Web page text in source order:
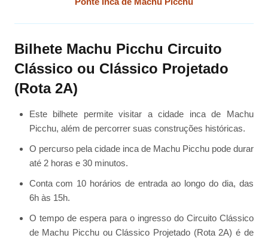
Bilhete Machu Picchu Circuito
Clássico ou Clássico Projetado
(Rota 2A)
Este bilhete permite visitar a cidade inca de Machu
Picchu, além de percorrer suas construções históricas.
O percurso pela cidade inca de Machu Picchu pode durar
até 2 horas e 30 minutos.
Conta com 10 horários de entrada ao longo do dia, das
6h às 15h.
O tempo de espera para o ingresso do Circuito Clássico
de Machu Picchu ou Clássico Projetado (Rota 2A) é de